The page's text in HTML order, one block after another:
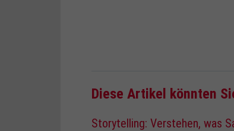
Diese Artikel könnten
Storytelling: Verstehen, was